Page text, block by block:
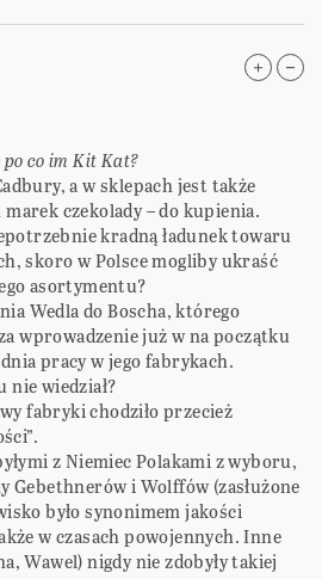
co im Kit Kat?
a w sklepach jest także
czekolady – do kupienia.
kradną ładunek towaru
skoro w Polsce mogliby ukraść
asortymentu?
Wedla do Boscha, którego
wprowadzenie już w na początku
pracy w jego fabrykach.
nie wiedział?
fabryki chodziło przecież
z Niemiec Polakami z wyboru,
Gebethnerów i Wolffów (zasłużone
było synonimem jakości
w czasach powojennych. Inne
Wawel) nigdy nie zdobyły takiej